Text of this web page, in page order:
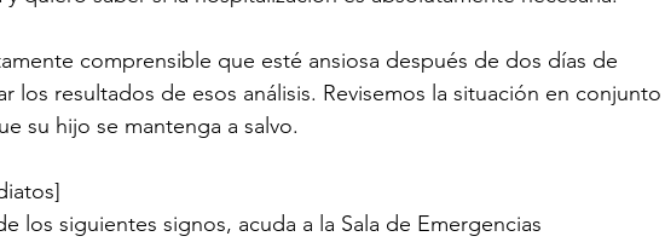
comprensible que esté ansiosa después de dos días de
los resultados de esos análisis. Revisemos la situación en conjunto
su hijo se mantenga a salvo.
los siguientes signos, acuda a la Sala de Emergencias